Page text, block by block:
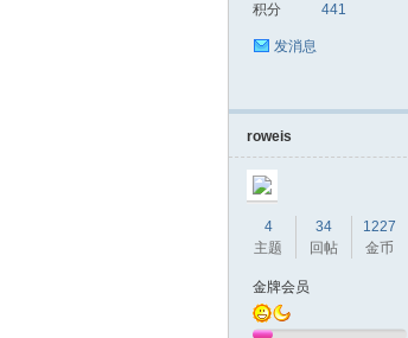
积分 441
发消息
roweis
4
主题
34
回帖
1227
金币
金牌会员